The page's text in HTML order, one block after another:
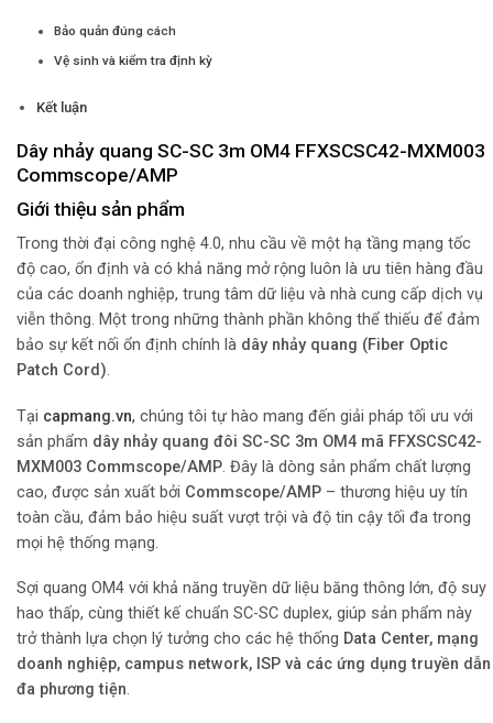
Bảo quản đúng cách
Vệ sinh và kiểm tra định kỳ
Kết luận
Dây nhảy quang SC-SC 3m OM4 FFXSCSC42-MXM003
Commscope/AMP
Giới thiệu sản phẩm
Trong thời đại công nghệ 4.0, nhu cầu về một hạ tầng mạng tốc
độ cao, ổn định và có khả năng mở rộng luôn là ưu tiên hàng đầu
của các doanh nghiệp, trung tâm dữ liệu và nhà cung cấp dịch vụ
viễn thông. Một trong những thành phần không thể thiếu để đảm
bảo sự kết nối ổn định chính là dây nhảy quang (Fiber Optic
Patch Cord).
Tại capmang.vn, chúng tôi tự hào mang đến giải pháp tối ưu với
sản phẩm dây nhảy quang đôi SC-SC 3m OM4 mã FFXSCSC42-
MXM003 Commscope/AMP. Đây là dòng sản phẩm chất lượng
cao, được sản xuất bởi Commscope/AMP – thương hiệu uy tín
toàn cầu, đảm bảo hiệu suất vượt trội và độ tin cậy tối đa trong
mọi hệ thống mạng.
Sợi quang OM4 với khả năng truyền dữ liệu băng thông lớn, độ suy
hao thấp, cùng thiết kế chuẩn SC-SC duplex, giúp sản phẩm này
trở thành lựa chọn lý tưởng cho các hệ thống Data Center, mạng
doanh nghiệp, campus network, ISP và các ứng dụng truyền dẫn
đa phương tiện.